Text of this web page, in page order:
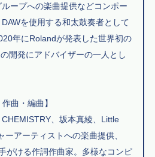
ープへの楽曲提供などコンポー
を使用する和太鼓奏者として
年にRolandが発表した世界初の
開発にアドバイザーの一人とし
曲・編曲】
、坂本真綾、Little
アーティストへの楽曲提供、
がける作詞作曲家。多様なコンピ